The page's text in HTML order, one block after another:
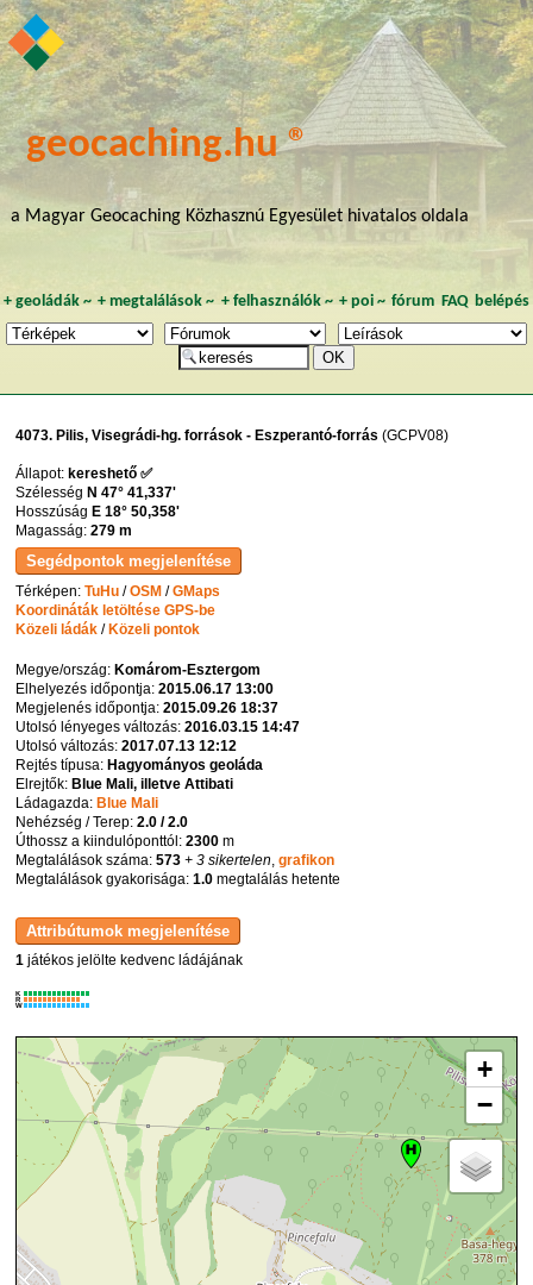
geocaching.hu ®
a Magyar Geocaching Közhasznú Egyesület hivatalos oldala
+ geoládák~ +megtalálások ~ + felhasználók~ + poi~ fórum FAQ belépés
4073. Pilis, Visegrádi-hg. források - Eszperantó-forrás (GCPV08)
Állapot:kereshető ✅
SzélességN 47° 41,337'
HosszúságE 18° 50,358'
Magasság:279 m
Térképen:TuHu /OSM /GMaps
Koordináták letöltése GPS-be
Közeli ládák / Közeli pontok
Megye/ország: Komárom-Esztergom
Elhelyezés időpontja:2015.06.17 13:00
Megjelenés időpontja:2015.09.26 18:37
Utolsó lényeges változás:2016.03.15 14:47
Utolsó változás:2017.07.13 12:12
Rejtés típusa: Hagyományos geoláda
Elrejtők: Blue Mali, illetve Attibati
Ládagazda: Blue Mali
Nehézség / Terep:2.0 / 2.0
Úthossz a kiindulóponttól:2300 m
Megtalálások száma:573 + 3 sikertelen,grafikon
Megtalálások gyakorisága:1.0 megtalálás hetente
1 játékos jelölte kedvenc ládájának
K
R
W
+
−